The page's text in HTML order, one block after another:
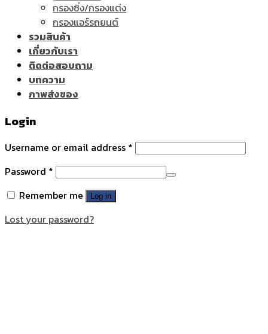
กรองซิ่ง/กรองแต่ง
กรองแอร์รถยนต์
รวมสินค้า
เกี่ยวกับเรา
ติดต่อสอบถาม
บทความ
ภาพส่งของ
Login
Username or email address *
Password *
Remember me
Log in
Lost your password?